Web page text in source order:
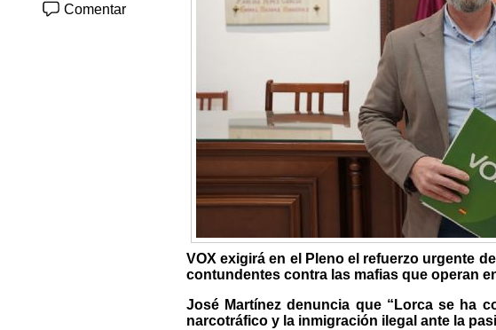
Comentar
VOX exigirá en el Pleno el refuerzo urgente
contundentes contra las mafias que operan
José Martínez denuncia que “Lorca se ha
narcotráfico y la inmigración ilegal ante la